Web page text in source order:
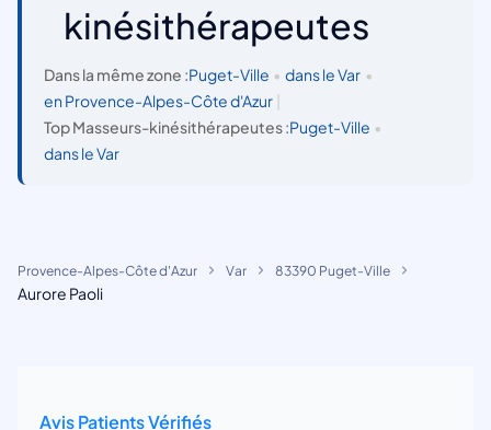
kinésithérapeutes
Dans la même zone :Puget-Ville • dans le Var •
en Provence-Alpes-Côte d'Azur
Top Masseurs-kinésithérapeutes :Puget-Ville •
dans le Var
Provence-Alpes-Côte d'Azur Var 83390 Puget-Ville
Aurore Paoli
Avis Patients Vérifiés